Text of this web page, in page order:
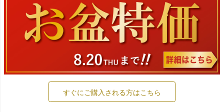
すぐにご購入される方はこちら